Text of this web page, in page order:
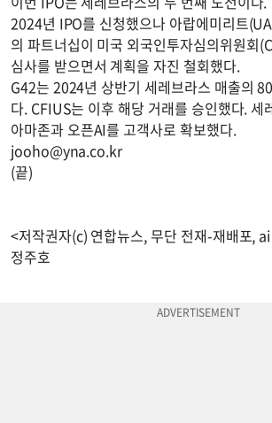
2024년 IPO를 신청했으나 아랍에미리트
의 파트너십이 미국 외국인투자심의위원회
심사를 받으면서 계획을 자진 철회했다.
G42는 2024년 상반기 세레브라스 매출의
다. CFIUS는 이후 해당 거래를 승인했다. 세
아마존과 오픈AI를 고객사로 확보했다.
jooho@yna.co.kr
(끝)
<저작권자(c) 연합뉴스, 무단 전재-재배포,
정주호